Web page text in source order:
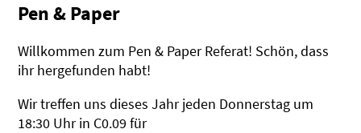
Pen & Paper
Willkommen zum Pen & Paper Referat! Schön, dass
ihr hergefunden habt!
Wir treffen uns dieses Jahr jeden Donnerstag um
18:30 Uhr in C0.09 für